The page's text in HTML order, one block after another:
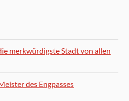
merkwürdigste Stadt von allen
des Engpasses